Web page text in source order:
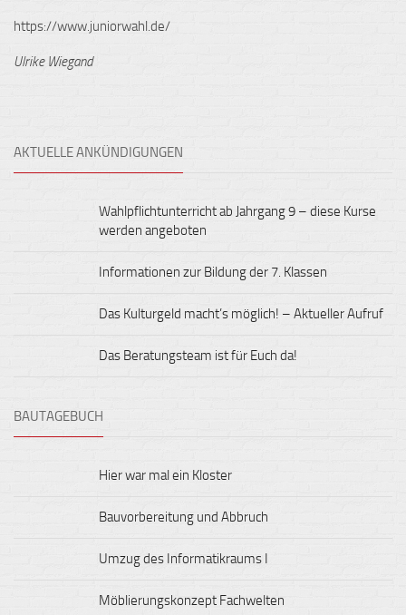
https://www.juniorwahl.de/
Ulrike Wiegand
AKTUELLE ANKÜNDIGUNGEN
Wahlpflichtunterricht ab Jahrgang 9 – diese Kurse
werden angeboten
Informationen zur Bildung der 7. Klassen
Das Kulturgeld macht’s möglich! – Aktueller Aufruf
Das Beratungsteam ist für Euch da!
BAUTAGEBUCH
Hier war mal ein Kloster
Bauvorbereitung und Abbruch
Umzug des Informatikraums I
Möblierungskonzept Fachwelten